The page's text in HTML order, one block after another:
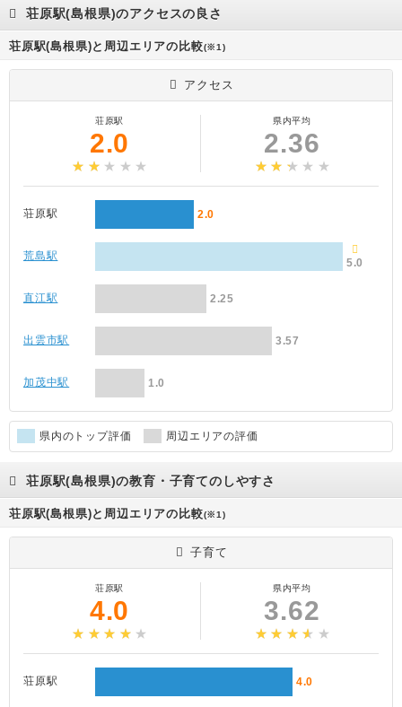
荘原駅(島根県)のアクセスの良さ
荘原駅(島根県)と周辺エリアの比較(※1)
アクセス
荘原駅
2.0
県内平均
2.36
荘原駅 2.0
荒島駅
5.0
直江駅 2.25
出雲市駅 3.57
加茂中駅 1.0
県内のトップ評価 周辺エリアの評価
荘原駅(島根県)の教育・子育てのしやすさ
荘原駅(島根県)と周辺エリアの比較(※1)
子育て
荘原駅
4.0
県内平均
3.62
荘原駅 4.0